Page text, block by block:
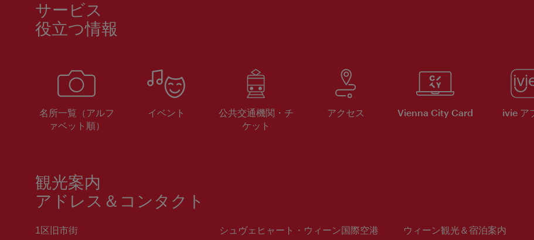
サービス
役立つ情報
名所一覧（アルフ
ァベット順）
イベント
公共交通機関・チ
ケット
アクセス Vienna City Card ivie ア
観光案内
アドレス＆コンタクト
1区旧市街
シュヴェヒャート・ウィーン国際空港
ウィーン観光＆宿泊案内